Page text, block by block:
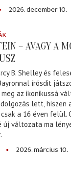
2026. december 10.
– AVAGY A
B. Shelley és
írósdit
az ikonikussá
lett, hiszen
a 16 éven felül.
új változata ma
2026. március 10.